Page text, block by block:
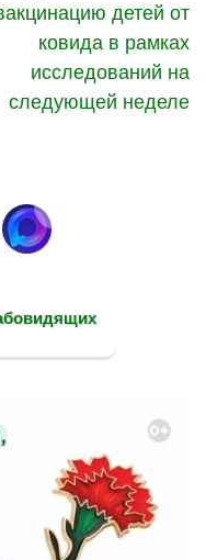
детей от
ковида в рамках
исследований на
следующей неделе